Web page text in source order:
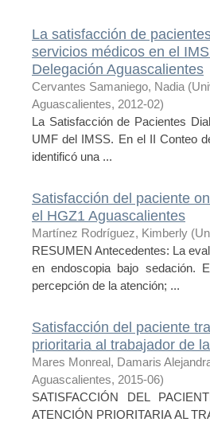
La satisfacción de
servicios médicos en el
Delegación Aguascalientes
Cervantes Samaniego, Nadia (
Aguascalientes, 2012-02)
La Satisfacción de Pacientes
UMF del IMSS. En el II Conteo
identificó una ...
Satisfacción del paciente
el HGZ1 Aguascalientes
Martínez Rodríguez, Kimberly (
RESUMEN Antecedentes: La
en endoscopia bajo sedación.
percepción de la atención; ...
Satisfacción del paciente
prioritaria al trabajador de
Mares Monreal, Damaris
Aguascalientes, 2015-06)
SATISFACCIÓN DEL
ATENCIÓN PRIORITARIA AL